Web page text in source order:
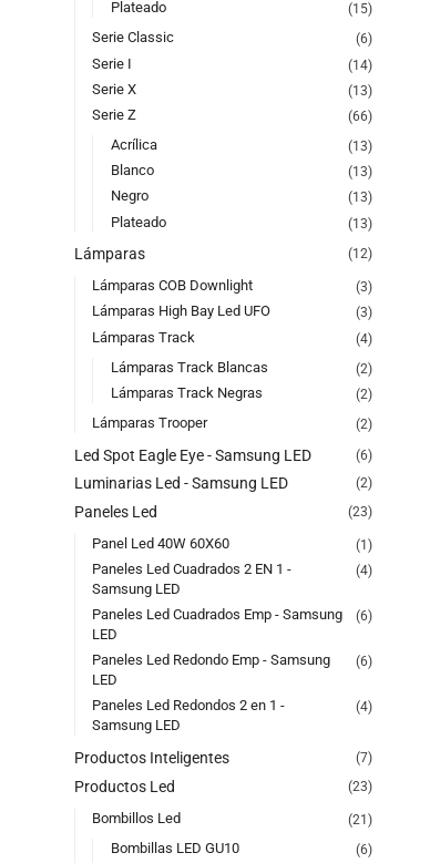
Plateado (15)
Serie Classic (6)
Serie I (14)
Serie X (13)
Serie Z (66)
Acrílica (13)
Blanco (13)
Negro (13)
Plateado (13)
Lámparas (12)
Lámparas COB Downlight (3)
Lámparas High Bay Led UFO (3)
Lámparas Track (4)
Lámparas Track Blancas (2)
Lámparas Track Negras (2)
Lámparas Trooper (2)
Led Spot Eagle Eye - Samsung LED (6)
Luminarias Led - Samsung LED (2)
Paneles Led (23)
Panel Led 40W 60X60 (1)
Paneles Led Cuadrados 2 EN 1 -
Samsung LED
(4)
Paneles Led Cuadrados Emp - Samsung
LED
(6)
Paneles Led Redondo Emp - Samsung
LED
(6)
Paneles Led Redondos 2 en 1 -
Samsung LED
(4)
Productos Inteligentes (7)
Productos Led (23)
Bombillos Led (21)
Bombillas LED GU10 (6)